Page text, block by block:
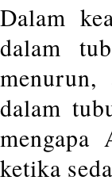
Dalam
dalam
menurun,
dalam
mengapa
ketika